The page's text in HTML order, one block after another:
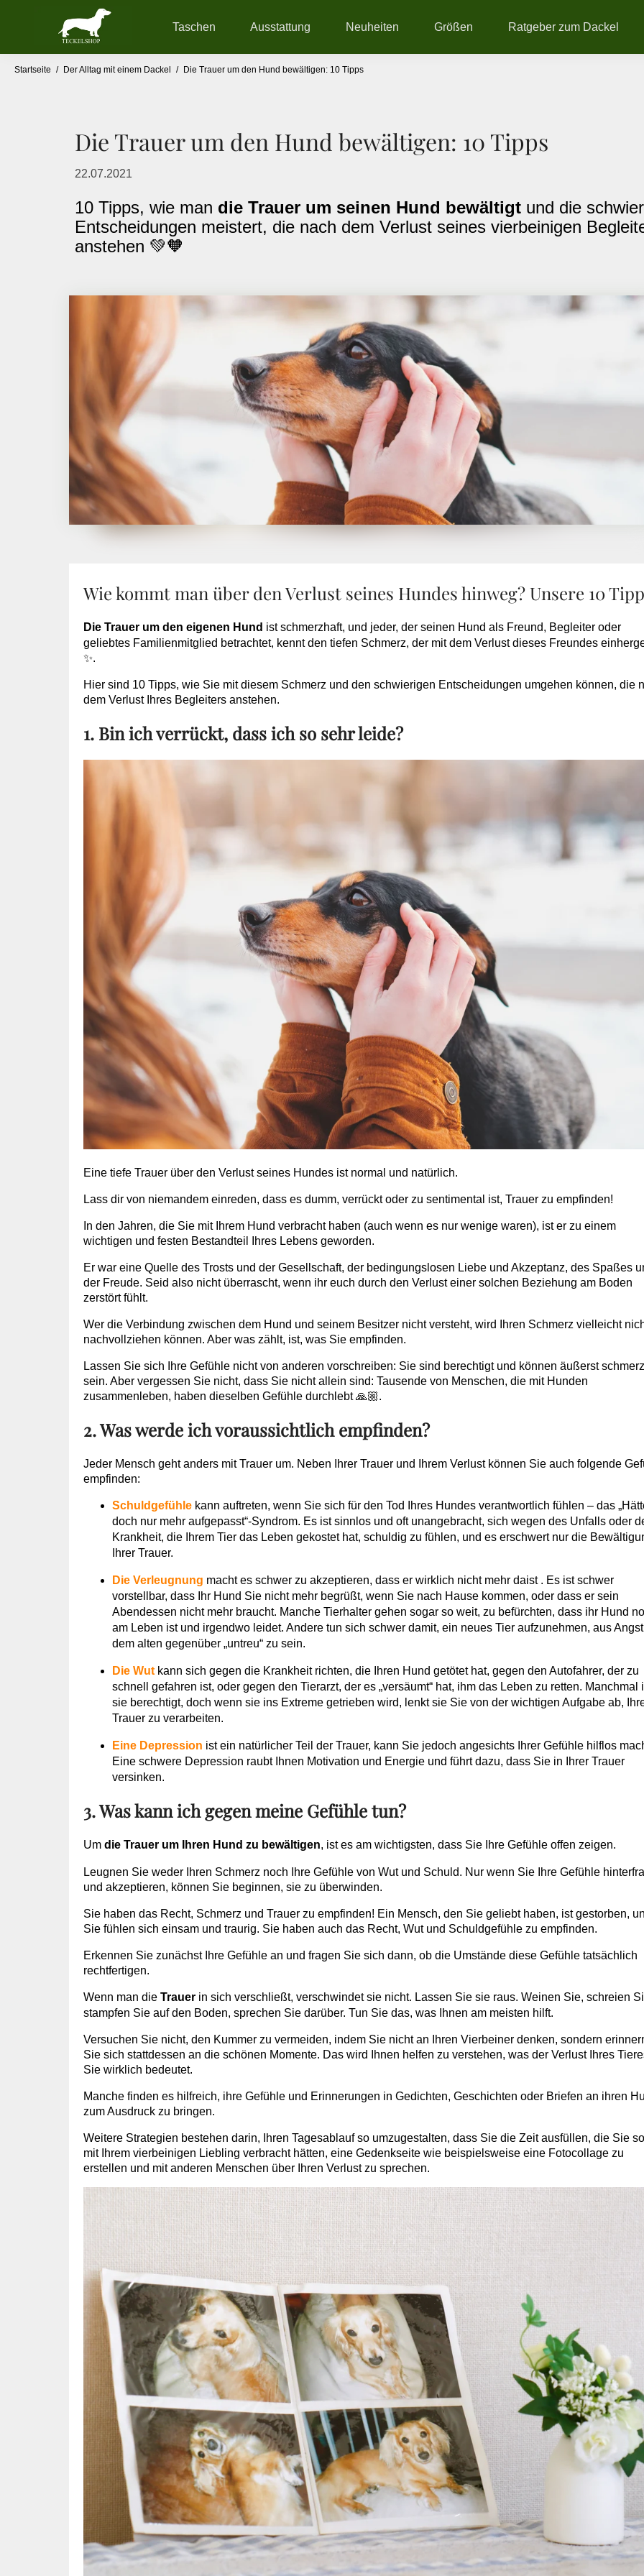
Taschen Ausstattung Neuheiten Größen Ratgeber zum Dackel
Startseite / Der Alltag mit einem Dackel / Die Trauer um den Hund bewältigen: 10 Tipps
Die Trauer um den Hund bewältigen: 10 Tipps
22.07.2021
10 Tipps, wie man die Trauer um seinen Hund bewältigt und die
Entscheidungen meistert, die nach dem Verlust seines vierbeinigen
anstehen 💚🧡
Wie kommt man über den Verlust seines Hundes hinweg? Unsere 10
Die Trauer um den eigenen Hund ist schmerzhaft, und jeder, der seinen Hund als Freund, Begleiter oder
geliebtes Familienmitglied betrachtet, kennt den tiefen Schmerz, der mit dem Verlust dieses Freundes
✨.
Hier sind 10 Tipps, wie Sie mit diesem Schmerz und den schwierigen Entscheidungen umgehen können, die
dem Verlust Ihres Begleiters anstehen.
1. Bin ich verrückt, dass ich so sehr leide?
Eine tiefe Trauer über den Verlust seines Hundes ist normal und natürlich.
Lass dir von niemandem einreden, dass es dumm, verrückt oder zu sentimental ist, Trauer zu empfinden!
In den Jahren, die Sie mit Ihrem Hund verbracht haben (auch wenn es nur wenige waren), ist er zu einem
wichtigen und festen Bestandteil Ihres Lebens geworden.
Er war eine Quelle des Trosts und der Gesellschaft, der bedingungslosen Liebe und Akzeptanz, des Spaßes
der Freude. Seid also nicht überrascht, wenn ihr euch durch den Verlust einer solchen Beziehung am Boden
zerstört fühlt.
Wer die Verbindung zwischen dem Hund und seinem Besitzer nicht versteht, wird Ihren Schmerz vielleicht
nachvollziehen können. Aber was zählt, ist, was Sie empfinden.
Lassen Sie sich Ihre Gefühle nicht von anderen vorschreiben: Sie sind berechtigt und können äußerst
sein. Aber vergessen Sie nicht, dass Sie nicht allein sind: Tausende von Menschen, die mit Hunden
zusammenleben, haben dieselben Gefühle durchlebt 🙏🏼.
2. Was werde ich voraussichtlich empfinden?
Jeder Mensch geht anders mit Trauer um. Neben Ihrer Trauer und Ihrem Verlust können Sie auch folgende
empfinden:
Schuldgefühle kann auftreten, wenn Sie sich für den Tod Ihres Hundes verantwortlich fühlen – das
doch nur mehr aufgepasst“-Syndrom. Es ist sinnlos und oft unangebracht, sich wegen des Unfalls oder
Krankheit, die Ihrem Tier das Leben gekostet hat, schuldig zu fühlen, und es erschwert nur die
Ihrer Trauer.
Die Verleugnung macht es schwer zu akzeptieren, dass er wirklich nicht mehr daist . Es ist schwer
vorstellbar, dass Ihr Hund Sie nicht mehr begrüßt, wenn Sie nach Hause kommen, oder dass er sein
Abendessen nicht mehr braucht. Manche Tierhalter gehen sogar so weit, zu befürchten, dass ihr Hund
am Leben ist und irgendwo leidet. Andere tun sich schwer damit, ein neues Tier aufzunehmen, aus
dem alten gegenüber „untreu“ zu sein.
Die Wut kann sich gegen die Krankheit richten, die Ihren Hund getötet hat, gegen den Autofahrer, der zu
schnell gefahren ist, oder gegen den Tierarzt, der es „versäumt“ hat, ihm das Leben zu retten. Manchmal
sie berechtigt, doch wenn sie ins Extreme getrieben wird, lenkt sie Sie von der wichtigen Aufgabe ab,
Trauer zu verarbeiten.
Eine Depression ist ein natürlicher Teil der Trauer, kann Sie jedoch angesichts Ihrer Gefühle hilflos
Eine schwere Depression raubt Ihnen Motivation und Energie und führt dazu, dass Sie in Ihrer Trauer
versinken.
3. Was kann ich gegen meine Gefühle tun?
Um die Trauer um Ihren Hund zu bewältigen, ist es am wichtigsten, dass Sie Ihre Gefühle offen zeigen.
Leugnen Sie weder Ihren Schmerz noch Ihre Gefühle von Wut und Schuld. Nur wenn Sie Ihre Gefühle
und akzeptieren, können Sie beginnen, sie zu überwinden.
Sie haben das Recht, Schmerz und Trauer zu empfinden! Ein Mensch, den Sie geliebt haben, ist gestorben,
Sie fühlen sich einsam und traurig. Sie haben auch das Recht, Wut und Schuldgefühle zu empfinden.
Erkennen Sie zunächst Ihre Gefühle an und fragen Sie sich dann, ob die Umstände diese Gefühle tatsächlich
rechtfertigen.
Wenn man die Trauer in sich verschließt, verschwindet sie nicht. Lassen Sie sie raus. Weinen Sie, schreien
stampfen Sie auf den Boden, sprechen Sie darüber. Tun Sie das, was Ihnen am meisten hilft.
Versuchen Sie nicht, den Kummer zu vermeiden, indem Sie nicht an Ihren Vierbeiner denken, sondern
Sie sich stattdessen an die schönen Momente. Das wird Ihnen helfen zu verstehen, was der Verlust Ihres
Sie wirklich bedeutet.
Manche finden es hilfreich, ihre Gefühle und Erinnerungen in Gedichten, Geschichten oder Briefen an ihren
zum Ausdruck zu bringen.
Weitere Strategien bestehen darin, Ihren Tagesablauf so umzugestalten, dass Sie die Zeit ausfüllen, die Sie
mit Ihrem vierbeinigen Liebling verbracht hätten, eine Gedenkseite wie beispielsweise eine Fotocollage zu
erstellen und mit anderen Menschen über Ihren Verlust zu sprechen.